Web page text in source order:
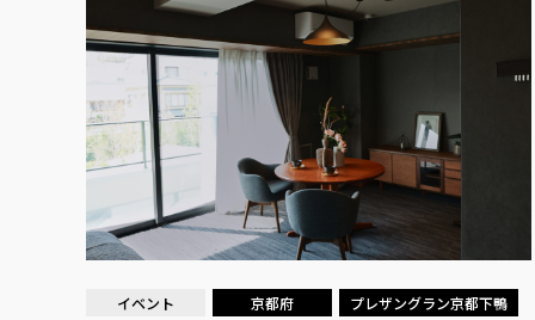
イベント 京都府 プレザングラン京都下鴨